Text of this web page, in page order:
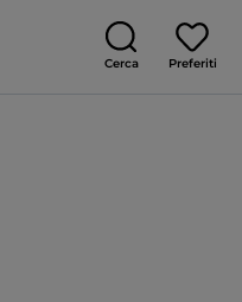
Cerca Preferiti